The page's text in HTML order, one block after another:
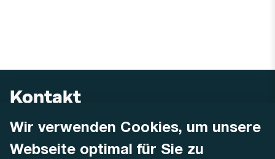
Wir verwenden Cookies, um unsere
Webseite optimal für Sie zu
Kontakt
AREMO
Dornacherstrasse 48